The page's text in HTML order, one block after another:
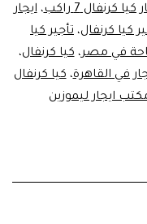
كيا كرنفال 7 راكب ،ايجار
كيا كرنفال، تأجير كيا
في مصر،كيا كرنفال،
في القاهرة،كيا كرنفال
ايجار ليموزين